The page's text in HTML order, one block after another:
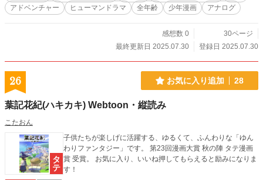
アドベンチャー
ヒューマンドラマ 全年齢 少年漫画 アナログ
感想数 0
30ページ
最終更新日 2025.07.30
登録日 2025.07.30
26 お気に入り追加 28
葉記花紀(ハキカキ) Webtoon・縦読み
こたおん
子供たちが楽しげに活躍する、ゆるくて、ふんわりな「ゆん
わりファンタジー」です。 第23回漫画大賞 秋の陣 タテ漫画
賞 受賞。 お気に入り、いいね押してもらえると励みになりま
す！